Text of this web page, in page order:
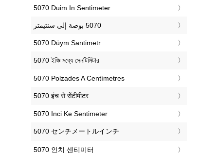
‎5070 Duim In Sentimeter
‎5070 Düym Santimetr
‎5070 ইঞ্চি মধ্যে সেনটিমিটার
‎5070 Polzades A Centímetres
‎5070 इंच से सेंटीमीटर
‎5070 Inci Ke Sentimeter
‎5070 センチメートルインチ
‎5070 인치 센티미터